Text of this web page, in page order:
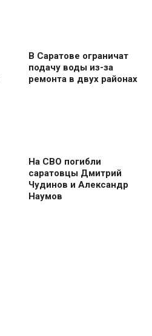
В Саратове ограничат
подачу воды из-за
ремонта в двух районах
На СВО погибли
саратовцы Дмитрий
Чудинов и Александр
Наумов